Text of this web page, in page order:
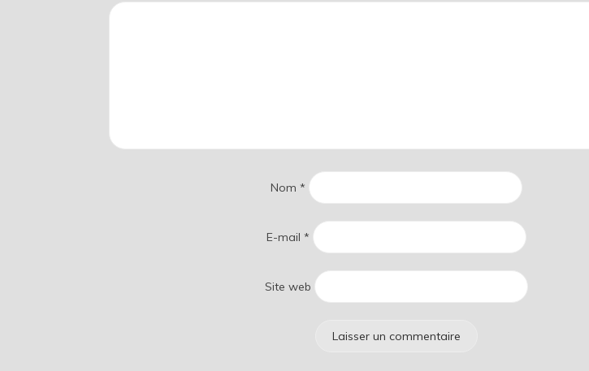
Nom *
E-mail *
Site web